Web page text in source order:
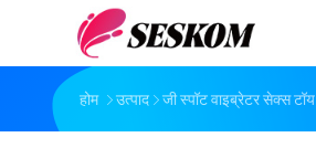
होम उत्पाद जी स्पॉट वाइब्रेटर सेक्स टॉय